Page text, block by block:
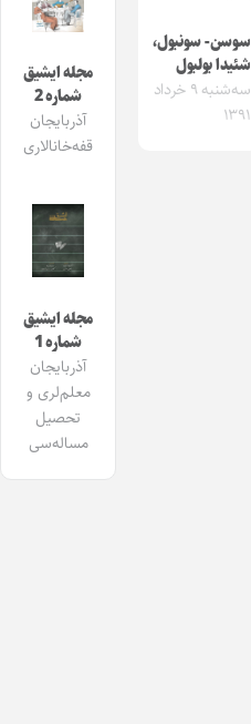
سوسن- سونبول،
شئیدا بولبول
سه‌شنبه ۹ خرداد
۱۳۹۱
مجله ایشیق
شماره 2
آذربایجان
قفه‌خانالاری
مجله ایشیق
شماره 1
آذربایجان
معلم‌لری و
تحصیل
مساله‌سی